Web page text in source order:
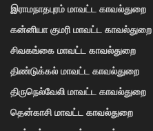
இராமநாதபுரம் மாவட்ட காவல்துறை
கன்னியா குமரி மாவட்ட காவல்துறை
சிவகங்கை மாவட்ட காவல்துறை
திண்டுக்கல் மாவட்ட காவல்துறை
திருநெல்வேலி மாவட்ட காவல்துறை
தென்காசி மாவட்ட காவல்துறை